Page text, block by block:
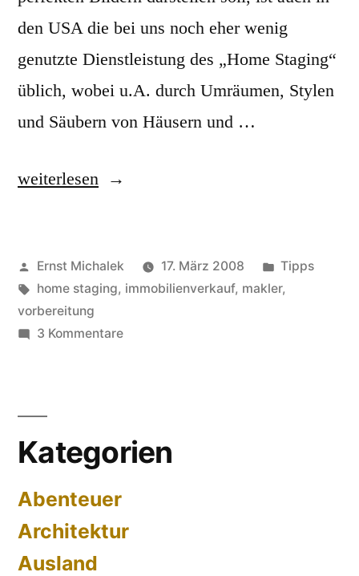
den USA die bei uns noch eher wenig
genutzte Dienstleistung des „Home Staging“
üblich, wobei u.A. durch Umräumen, Stylen
und Säubern von Häusern und …
„Home
sie
ihre
Immobilie
vorbereiten“
weiterlesen
Veröffentlicht
von
Ernst Michalek 17. März 2008
unter
Tipps
Schlagwörter:
home staging, immobilienverkauf, makler,
vorbereitung
3 Kommentarezu
ihre
Immobilie
Verkauf
Kategorien
Abenteuer
Architektur
Ausland